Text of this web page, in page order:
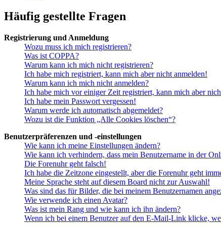
Häufig gestellte Fragen
Registrierung und Anmeldung
Wozu muss ich mich registrieren?
Was ist COPPA?
Warum kann ich mich nicht registrieren?
Ich habe mich registriert, kann mich aber nicht anmelden!
Warum kann ich mich nicht anmelden?
Ich habe mich vor einiger Zeit registriert, kann mich aber
Ich habe mein Passwort vergessen!
Warum werde ich automatisch abgemeldet?
Wozu ist die Funktion „Alle Cookies löschen“?
Benutzerpräferenzen und -einstellungen
Wie kann ich meine Einstellungen ändern?
Wie kann ich verhindern, dass mein Benutzername in der
Die Forenuhr geht falsch!
Ich habe die Zeitzone eingestellt, aber die Forenuhr geht
Meine Sprache steht auf diesem Board nicht zur Auswahl!
Was sind das für Bilder, die bei meinem Benutzernamen
Wie verwende ich einen Avatar?
Was ist mein Rang und wie kann ich ihn ändern?
Wenn ich bei einem Benutzer auf den E-Mail-Link klicke,